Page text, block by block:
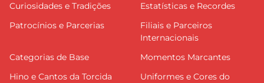
Curiosidades e Tradições
Estatísticas e Recordes
Patrocínios e Parcerias
Filiais e Parceiros
Internacionais
Categorias de Base
Momentos Marcantes
Hino e Cantos da Torcida
Uniformes e Cores do